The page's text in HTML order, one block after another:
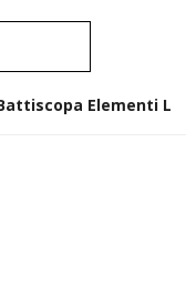
Gradoni Battiscopa Elementi L